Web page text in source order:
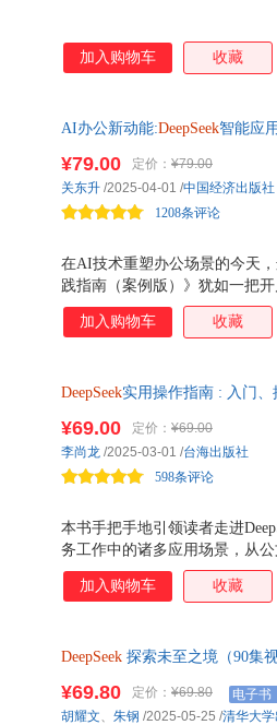
加入购物车 收藏
AI办公新动能:DeepSeek智能应
制办公场景，完整构建AI办公
全域创作！立体化学习，书+配
子资源
在AI技术重塑办公场景的今天
践指南（案例版）》犹如一把
架，以50个场景化案例为经纬
象化呈现。不同于浅尝辄止的
像、视频的全域创作。 对于追
求进阶突破的资深从业者，都
案。当智能技术深度嵌入工作
¥79.00 定价： ¥79.00
1208条评论
关东升 /2025-04-01 /中国经济出版社
加入购物车 收藏
DeepSeek实用操作指南 : 入门
政务任务，开启智能办公新时
本书手把手地引领读者走进
务工作中的诸多应用场景，从
合，再到民生服务的智能响应
¥69.00 定价： ¥69.00
598条评论
李尚龙 /2025-03-01 /台海出版社
加入购物车 收藏
DeepSeek 探索未至之境（90集
合不同层次的读者。
¥69.80 定价： ¥69.80 电子书
胡耀文、 朱钢 /2025-05-25 /清华大